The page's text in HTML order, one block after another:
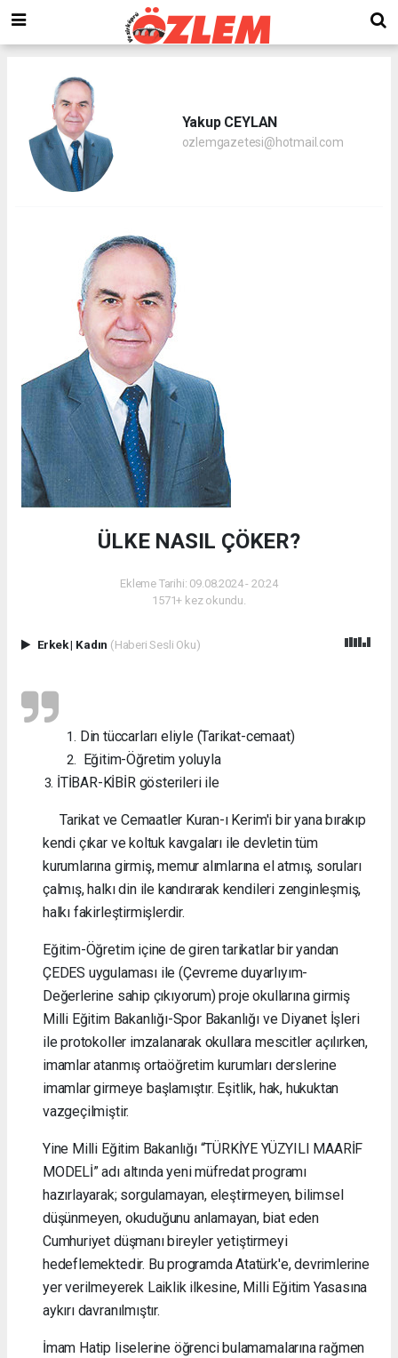
Yakup CEYLAN
ozlemgazetesi@hotmail.com
ÜLKE NASIL ÇÖKER?
Ekleme Tarihi: 09.08.2024 - 20:24
1571+ kez okundu.
Erkek| Kadın (Haberi Sesli Oku)
Din tüccarları eliyle (Tarikat-cemaat)
Eğitim-Öğretim yoluyla
İTİBAR-KİBİR gösterileri ile
Tarikat ve Cemaatler Kuran-ı Kerim'i bir yana bırakıp
kendi çıkar ve koltuk kavgaları ile devletin tüm
kurumlarına girmiş, memur alımlarına el atmış, soruları
çalmış, halkı din ile kandırarak kendileri zenginleşmiş,
halkı fakirleştirmişlerdir.
Eğitim-Öğretim içine de giren tarikatlar bir yandan
ÇEDES uygulaması ile (Çevreme duyarlıyım-
Değerlerine sahip çıkıyorum) proje okullarına girmiş
Milli Eğitim Bakanlığı-Spor Bakanlığı ve Diyanet İşleri
ile protokoller imzalanarak okullara mescitler açılırken,
imamlar atanmış ortaöğretim kurumları derslerine
imamlar girmeye başlamıştır. Eşitlik, hak, hukuktan
vazgeçilmiştir.
Yine Milli Eğitim Bakanlığı “TÜRKİYE YÜZYILI MAARİF
MODELİ” adı altında yeni müfredat programı
hazırlayarak; sorgulamayan, eleştirmeyen, bilimsel
düşünmeyen, okuduğunu anlamayan, biat eden
Cumhuriyet düşmanı bireyler yetiştirmeyi
hedeflemektedir. Bu programda Atatürk'e, devrimlerine
yer verilmeyerek Laiklik ilkesine, Milli Eğitim Yasasına
aykırı davranılmıştır.
İmam Hatip liselerine öğrenci bulamamalarına rağmen